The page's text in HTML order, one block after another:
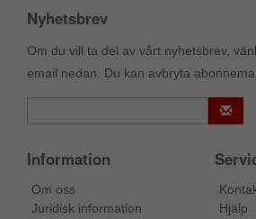
Nyhetsbrev
Om du vill ta del av vårt nyhetsbrev,
email nedan. Du kan avbryta
Information
Om oss
Juridisk information
Hjälp